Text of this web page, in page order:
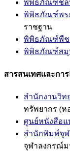
พิพิธภัณฑ์ชล
พิพิธภัณฑ์พร
ราชฐาน
พิพิธภัณฑ์พืช
พิพิธภัณฑ์สมุ
สารสนเทศและกา
สำนักงานวิท
ทรัพยากร (ห
ศูนย์หนังสือแ
สำนักพิมพ์จุ
จุฬาลงกรณ์ม